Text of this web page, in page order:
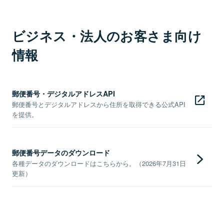
ビジネス・法人のお客さま向け
情報
郵便番号・デジタルアドレスAPI
郵便番号とデジタルアドレスから住所を取得できる公式API
を提供。
郵便番号データのダウンロード
各種データのダウンロードはこちらから。（2026年7月31日
更新）